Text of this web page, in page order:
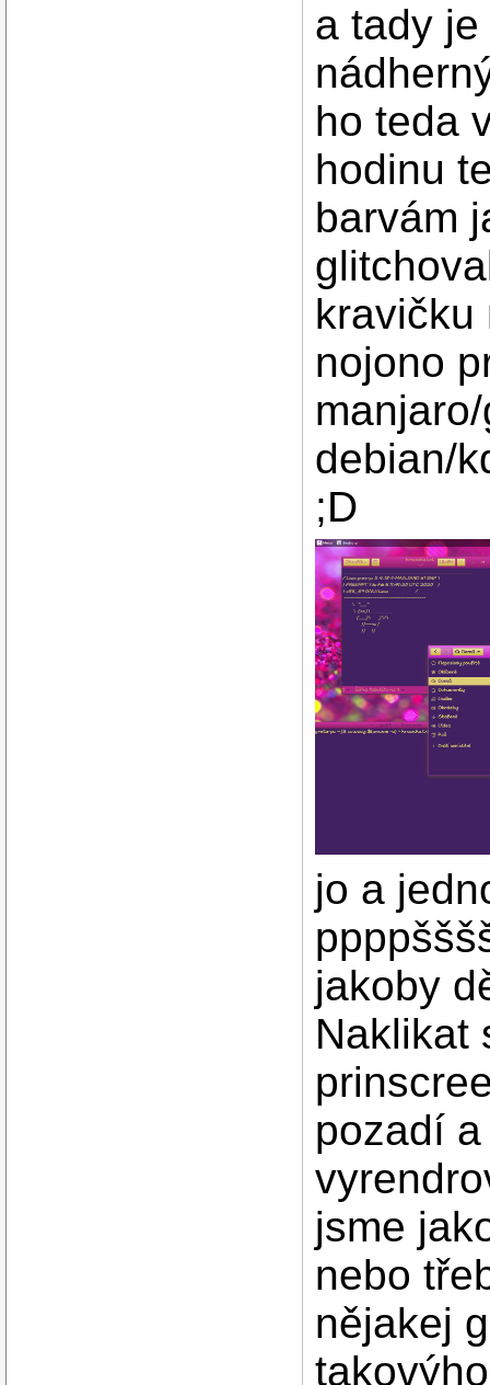
a tady
ho teda
hodinu
barvám
kravičku
nojono
debian/
;D
jo a
jakoby
Naklikat
pozadí
jsme
nebo
nějakej